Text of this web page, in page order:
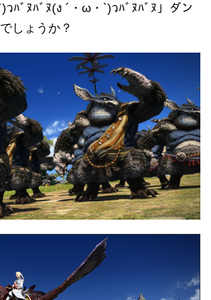
วﾊﾞﾇﾊﾞﾇ(ง ´・ω・`)วﾊﾞﾇﾊﾞﾇ」ダン
しょうか？